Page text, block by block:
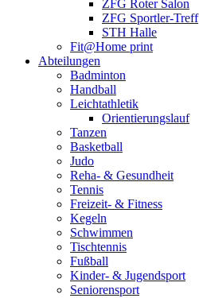
ZFG Roter Salon
ZFG Sportler-Treff
STH Halle
Fit@Home print
Abteilungen
Badminton
Handball
Leichtathletik
Orientierungslauf
Tanzen
Basketball
Judo
Reha- & Gesundheit
Tennis
Freizeit- & Fitness
Kegeln
Schwimmen
Tischtennis
Fußball
Kinder- & Jugendsport
Seniorensport